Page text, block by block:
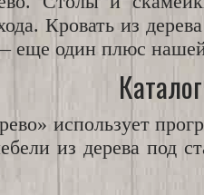
Кровать из
еще один плюс
использует
из дерева под